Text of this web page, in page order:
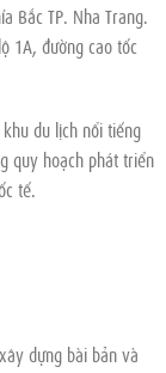
Bắc TP. Nha Trang.
1A, đường cao tốc
du lịch nổi tiếng
quy hoạch phát triển
tế.
dựng bài bản và